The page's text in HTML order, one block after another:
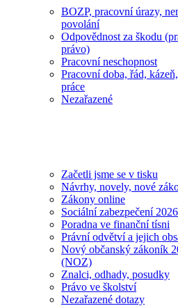
BOZP, pracovní úrazy,
povolání
Odpovědnost za škodu
právo)
Pracovní neschopnost
Pracovní doba, řád,
práce
Nezařazené
Začetli jsme se v tisku
Návrhy, novely, nové
Zákony online
Sociální zabezpečení 2026
Poradna ve finanční tísni
Právní odvětví a jejich
Nový občanský zákoník
(NOZ)
Znalci, odhady, posudky
Právo ve školství
Nezařazené dotazy